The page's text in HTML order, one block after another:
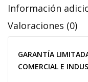
Información
Valoraciones (0)
GARANTÍA
COMERCIAL E